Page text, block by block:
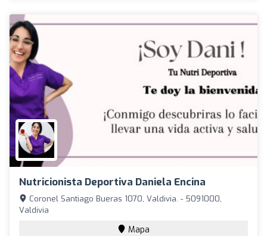
Nutricionista Deportiva Daniela Encina
Coronel Santiago Bueras 1070, Valdivia. - 5091000,
Valdivia
Mapa